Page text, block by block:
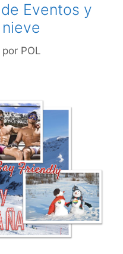
Eventos y
por POL